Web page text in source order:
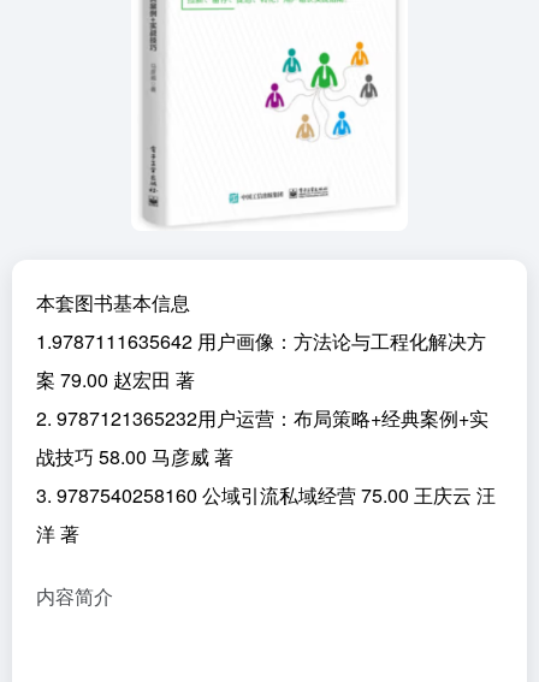
本套图书基本信息
1.9787111635642 用户画像：方法论与工程化解决方
案 79.00 赵宏田 著
2. 9787121365232用户运营：布局策略+经典案例+实
战技巧 58.00 马彦威 著
3. 9787540258160 公域引流私域经营 75.00 王庆云 汪
洋 著
内容简介